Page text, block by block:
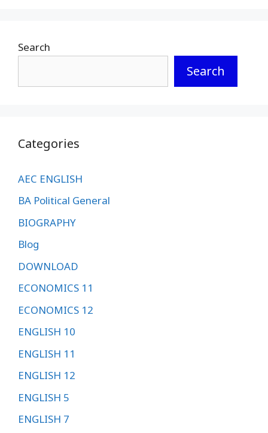
Search
Search
Categories
AEC ENGLISH
BA Political General
BIOGRAPHY
Blog
DOWNLOAD
ECONOMICS 11
ECONOMICS 12
ENGLISH 10
ENGLISH 11
ENGLISH 12
ENGLISH 5
ENGLISH 7